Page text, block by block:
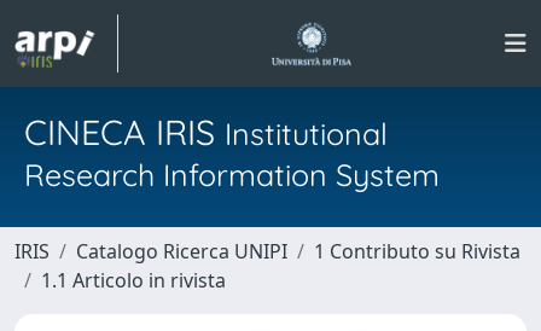
CINECA IRIS Institutional
Research Information System
IRIS Catalogo Ricerca UNIPI
1 Contributo su Rivista
1.1 Articolo in rivista